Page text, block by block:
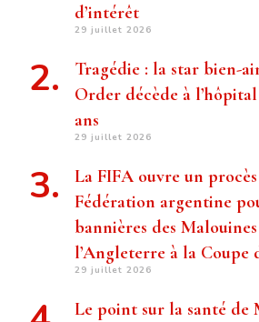
d’intérêt
29 juillet 2026
Tragédie : la star bien-
Order décède à l’hôpital
ans
29 juillet 2026
La FIFA ouvre un
Fédération argentine
bannières des
l’Angleterre à la Coupe
29 juillet 2026
Le point sur la santé de